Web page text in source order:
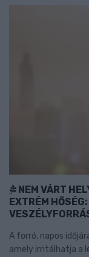
NEM VÁRT
EXTRÉM
A forró, napos
amely irritálhatja a